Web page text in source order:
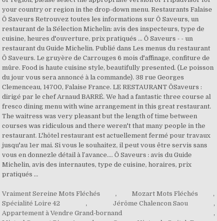
Vraiment Sereine Mots Fléchés , Mozart Mots Fléchés
,
Spécialité Loire 42
, Jérôme Chalencon Saou
,
Appartement à Vendre Grand-bornand
,